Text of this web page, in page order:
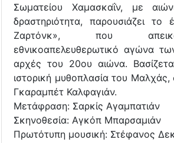
Σωματείου Χαμασκαΐν, με
δραστηριότητα, παρουσιάζει το
Ζαρτόνκ», που
εθνικοαπελευθερωτικό αγώνα
αρχές του 20ου αιώνα.
ιστορική μυθοπλασία του Μαλχάς,
Γκαραμπέτ Καλφαγιάν.
Μετάφραση: Σαρκίς Αγαμπατιάν
Σκηνοθεσία: Αγκόπ Μπαρσαμιάν
Πρωτότυπη μουσική: Στέφανος